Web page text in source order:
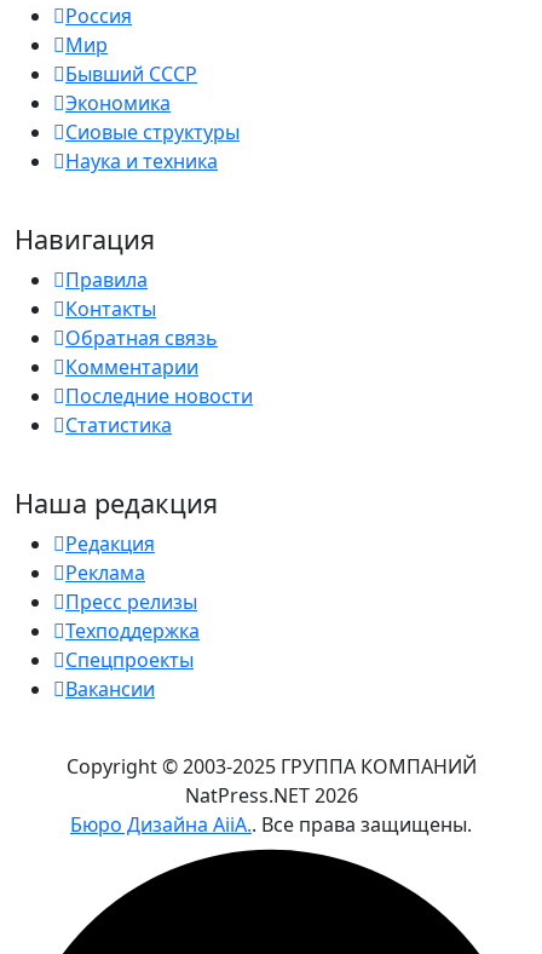
Россия
Мир
Бывший СССР
Экономика
Сиовые структуры
Наука и техника
Навигация
Правила
Контакты
Обратная связь
Комментарии
Последние новости
Статистика
Наша редакция
Редакция
Реклама
Пресс релизы
Техподдержка
Спецпроекты
Вакансии
Copyright © 2003-2025 ГРУППА КОМПАНИЙ
NatPress.NET2026
Бюро Дизайна AiiA.. Все права защищены.